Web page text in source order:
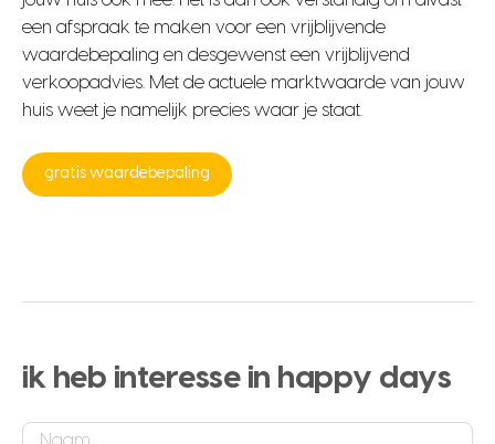
een afspraak te maken voor een vrijblijvende
waardebepaling en desgewenst een vrijblijvend
verkoopadvies. Met de actuele marktwaarde van jouw
huis weet je namelijk precies waar je staat.
gratis waardebepaling
ik heb interesse in happy days
Naam